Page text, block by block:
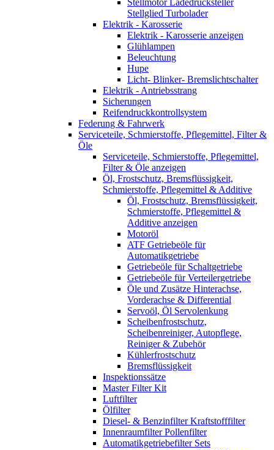
Stellglied Turbolader
Elektrik - Karosserie
Elektrik - Karosserie anzeigen
Glühlampen
Beleuchtung
Hupe
Licht- Blinker- Bremslichtschalter
Elektrik - Antriebsstrang
Sicherungen
Reifendruckkontrollsystem
Federung & Fahrwerk
Serviceteile, Schmierstoffe, Pflegemittel, Filter &
Öle
Serviceteile, Schmierstoffe, Pflegemittel,
Filter & Öle anzeigen
Öl, Frostschutz, Bremsflüssigkeit,
Schmierstoffe, Pflegemittel & Additive
Öl, Frostschutz, Bremsflüssigkeit,
Schmierstoffe, Pflegemittel &
Additive anzeigen
Motoröl
ATF Getriebeöle für
Automatikgetriebe
Getriebeöle für Schaltgetriebe
Getriebeöle für Verteilergetriebe
Öle und Zusätze Hinterachse,
Vorderachse & Differential
Servoöl, Öl Servolenkung
Scheibenfrostschutz,
Scheibenreiniger, Autopflege,
Reiniger & Zubehör
Kühlerfrostschutz
Bremsflüssigkeit
Inspektionssätze
Master Filter Kit
Luftfilter
Ölfilter
Diesel- & Benzinfilter Kraftstofffilter
Innenraumfilter Pollenfilter
Automatikgetriebefilter Sets